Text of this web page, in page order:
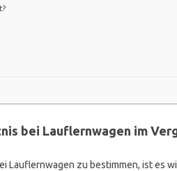
bei Lauflernwagen im
Lauflernwagen zu bestimmen, ist es